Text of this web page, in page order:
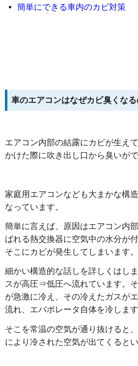
簡単にできる車内のカビ対策
車のエアコンはなぜカビ臭くなる
エアコン内部の結露にカビが生え
かけた際に吹き出し口から臭いがで
家庭用エアコンなども大まかな構
なっています。
簡単に言えば、原因はエアコン内
ばれる熱交換器に空気中の水分が
そこにカビが発生してしまいます。
細かい構造的な話しを詳しくはし
スが高圧⇒低圧へ流れています。
が急激に冷え、その冷えたガスが
流れ、エバポレータ自体を冷します
そこを常温の空気が通り抜けると
により冷された空気が出てくると